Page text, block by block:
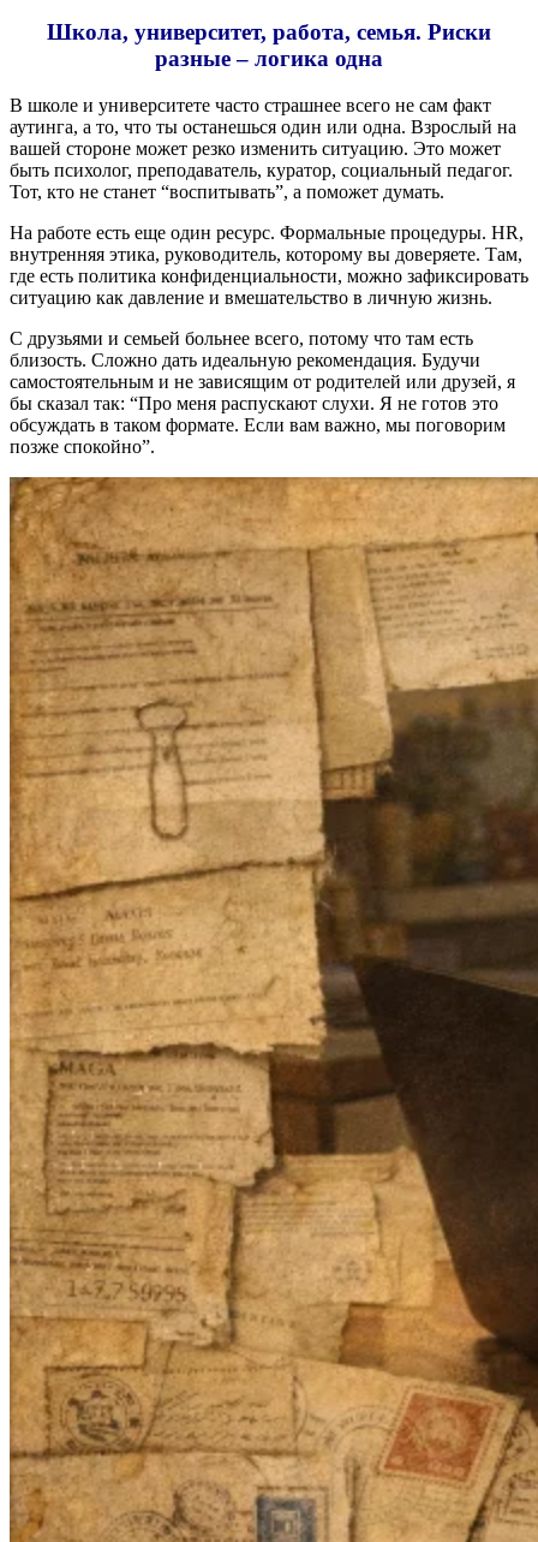
Школа, университет, работа, семья. Риски
разные – логика одна
В школе и университете часто страшнее всего не сам факт
аутинга, а то, что ты останешься один или одна. Взрослый на
вашей стороне может резко изменить ситуацию. Это может
быть психолог, преподаватель, куратор, социальный педагог.
Тот, кто не станет “воспитывать”, а поможет думать.
На работе есть еще один ресурс. Формальные процедуры. HR,
внутренняя этика, руководитель, которому вы доверяете. Там,
где есть политика конфиденциальности, можно зафиксировать
ситуацию как давление и вмешательство в личную жизнь.
С друзьями и семьей больнее всего, потому что там есть
близость. Сложно дать идеальную рекомендация. Будучи
самостоятельным и не зависящим от родителей или друзей, я
бы сказал так: “Про меня распускают слухи. Я не готов это
обсуждать в таком формате. Если вам важно, мы поговорим
позже спокойно”.